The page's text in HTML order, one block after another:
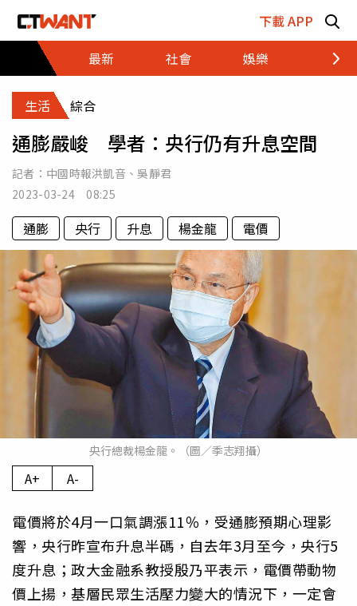
下載 APP
最新
社會 娛樂 財經
生活 綜合
通膨嚴峻 學者：央行仍有升息空間
記者： 中國時報洪凱音 、吳靜君
2023-03-24 08:25
通膨 央行 升息 楊金龍 電價
央行總裁楊金龍。（圖／季志翔攝）
A+ A-
電價將於4月一口氣調漲11％，受通膨預期心理影
響，央行昨宣布升息半碼，自去年3月至今，央行5
度升息；政大金融系教授殷乃平表示，電價帶動物
價上揚，基層民眾生活壓力變大的情況下，一定會